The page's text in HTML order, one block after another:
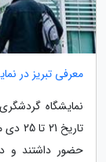
معرفی تبریز در
نمایشگاه
حضور داشتند و